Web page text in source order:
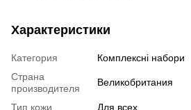
Характеристики
Категория
Комплексні набори
Страна
производителя
Великобритания
Тип кожи
Для всех